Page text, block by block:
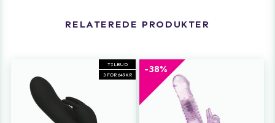
RELATEREDE PRODUKTER
TILBUD
3 FOR 649KR
-38%